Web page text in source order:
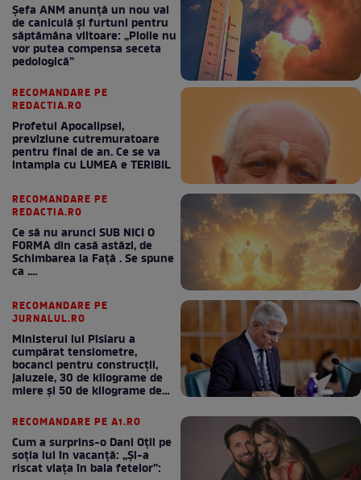
Șefa ANM anunță un nou val
de caniculă și furtuni pentru
săptămâna viitoare: „Ploile nu
vor putea compensa seceta
pedologică”
RECOMANDARE PE
REDACTIA.RO
Profetul Apocalipsei,
previziune cutremuratoare
pentru final de an. Ce se va
intampla cu LUMEA e TERIBIL
RECOMANDARE PE
REDACTIA.RO
Ce să nu arunci SUB NICI O
FORMA din casă astăzi, de
Schimbarea la Față . Se spune
ca ....
RECOMANDARE PE
JURNALUL.RO
Ministerul lui Pîslaru a
cumpărat tensiometre,
bocanci pentru construcții,
jaluzele, 30 de kilograme de
miere și 50 de kilograme de
RECOMANDARE PE A1.RO
Cum a surprins-o Dani Oțil pe
soția lui în vacanță: „Și-a
riscat viața în baia fetelor”: